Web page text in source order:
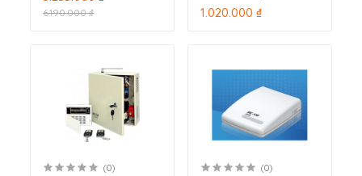
vùng không dây AL-
6.190.000 ₫
dây.
1.020.000 ₫
(0) (0)